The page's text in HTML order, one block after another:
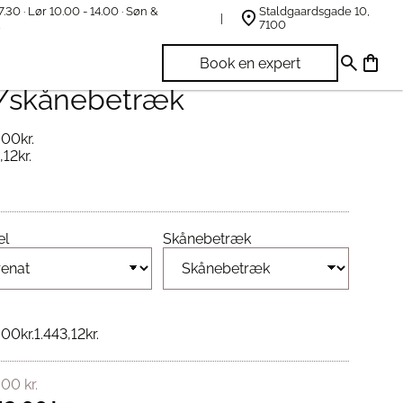
· Lør 10.00 - 14.00 · Søn &
Staldgaardsgade 10,
7100
Book en expert
Support Hovedpude
kr.
kr.
Skånebetræk
kr.1.443,12kr.
kr.